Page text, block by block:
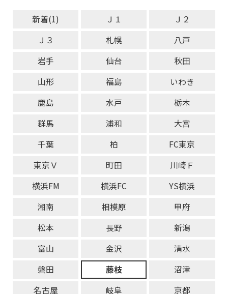
新着(1) Ｊ１
Ｊ２
Ｊ３
札幌
八戸
岩手
仙台
秋田
山形
福島
いわき
鹿島
水戸
栃木
群馬
浦和
大宮
千葉
柏
FC東京
東京Ｖ
町田
川崎Ｆ
横浜FM
横浜FC
YS横浜
湘南
相模原
甲府
松本
長野
新潟
富山
金沢
清水
磐田
藤枝
沼津
名古屋
岐阜
京都